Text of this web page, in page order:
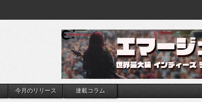
今月のリリース 連載コラム